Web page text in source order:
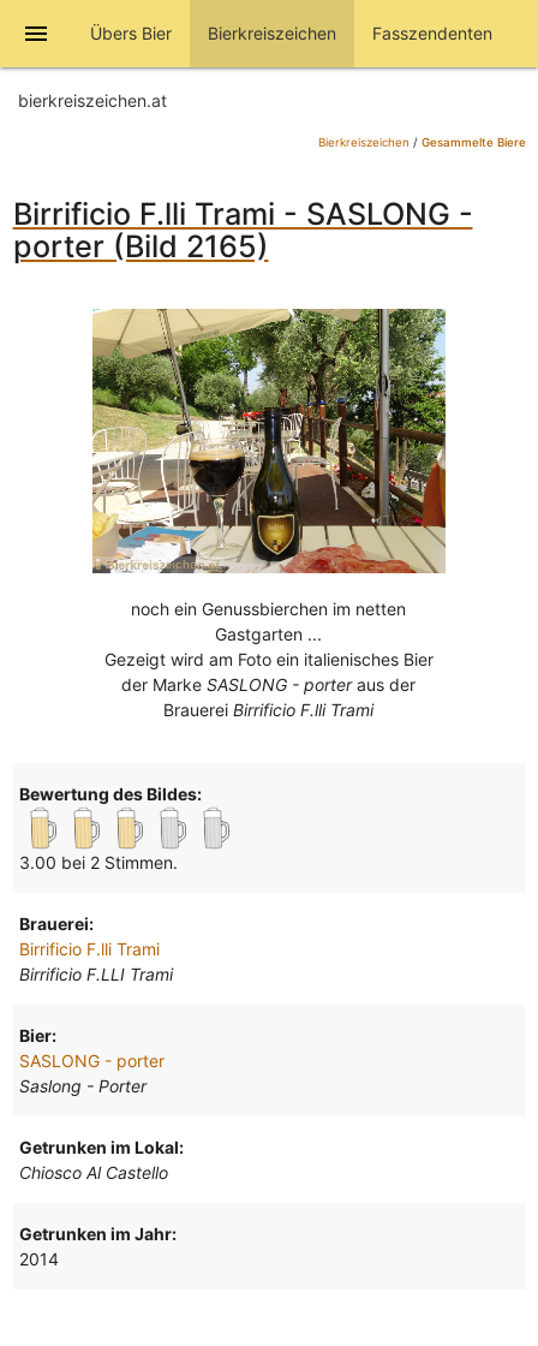
menu Übers Bier Bierkreiszeichen Fasszendenten
bierkreiszeichen.at
Bierkreiszeichen / Gesammelte Biere
Birrificio F.lli Trami - SASLONG -
porter (Bild 2165)
noch ein Genussbierchen im netten
Gastgarten ...
Gezeigt wird am Foto ein italienisches Bier
der MarkeSASLONG - porteraus der
BrauereiBirrificio F.lli Trami
Bewertung des Bildes:
3.00 bei 2 Stimmen.
Brauerei:
Birrificio F.lli Trami
Birrificio F.LLI Trami
Bier:
SASLONG - porter
Saslong - Porter
Getrunken im Lokal:
Chiosco Al Castello
Getrunken im Jahr:
2014